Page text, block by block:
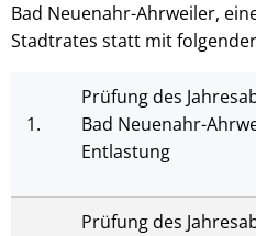
Bad Neuenahr-Ahrweiler,
Stadtrates statt mit
1.
Prüfung des
Bad Neuenahr-
Entlastung
Prüfung des